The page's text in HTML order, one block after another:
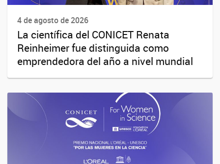
4 de agosto de 2026
La científica del CONICET Renata
Reinheimer fue distinguida como
emprendedora del año a nivel mundial